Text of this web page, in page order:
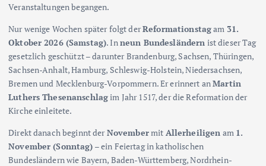
Veranstaltungen begangen.
Nur wenige Wochen später folgt derReformationstagam 31.
Oktober 2026 (Samstag). Inneun Bundesländern ist dieser Tag
gesetzlich geschützt – darunter Brandenburg, Sachsen, Thüringen,
Sachsen-Anhalt, Hamburg, Schleswig-Holstein, Niedersachsen,
Bremen und Mecklenburg-Vorpommern. Er erinnert anMartin
Luthers Thesenanschlagim Jahr 1517, der die Reformation der
Kirche einleitete.
Direkt danach beginnt derNovembermit Allerheiligen am 1.
November (Sonntag) – ein Feiertag in katholischen
Bundesländern wie Bayern, Baden-Württemberg, Nordrhein-